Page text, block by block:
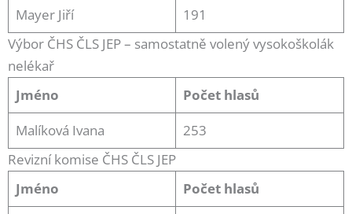
Mayer Jiří
191
Výbor ČHS ČLS JEP – samostatně volený vysokoškolák
nelékař
Jméno
Počet hlasů
Malíková Ivana
253
Revizní komise ČHS ČLS JEP
Jméno
Počet hlasů